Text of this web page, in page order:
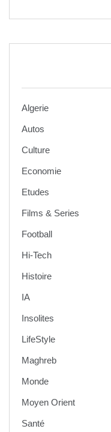
Algerie
Autos
Culture
Economie
Etudes
Films & Series
Football
Hi-Tech
Histoire
IA
Insolites
LifeStyle
Maghreb
Monde
Moyen Orient
Santé